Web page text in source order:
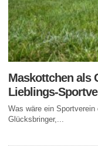
Maskottchen als
Lieblings-
Was wäre ein
Glücksbringer,...